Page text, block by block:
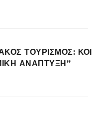
ΤΟΥΡΙΣΜΟΣ:
ΑΝΑΠΤΥΞΗ”